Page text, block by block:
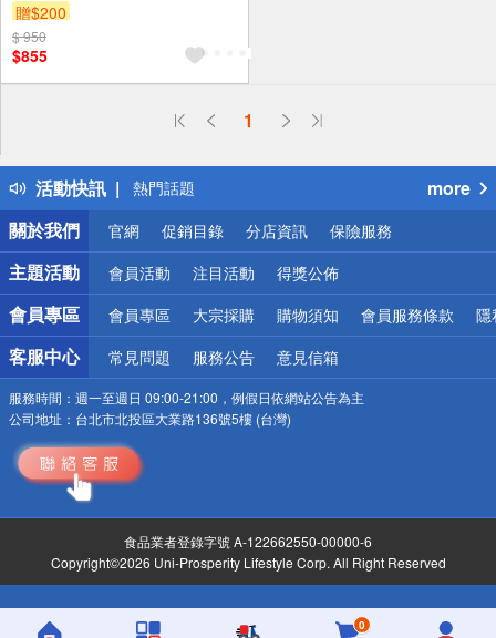
贈$200
$ 950
$855
1
活動快訊
偏遠地區配送
得獎公告
熱門話題
銀行優惠
偏遠地區配送
詐騙網頁！請小心！
more
關於我們
官網 促銷目錄 分店資訊 保險服務
主題活動 會員活動 注目活動 得獎公佈
會員專區 會員專區 大宗採購 購物須知 會員服務條款 隱
客服中心 常見問題 服務公告 意見信箱
服務時間： 週一至週日 09:00-21:00，例假日依網站公告為主
公司地址： 台北市北投區大業路136號5樓 (台灣)
食品業者登錄字號 A-122662550-00000-6
Copyright©2026 Uni-Prosperity Lifestyle Corp. All Right Reserved
0